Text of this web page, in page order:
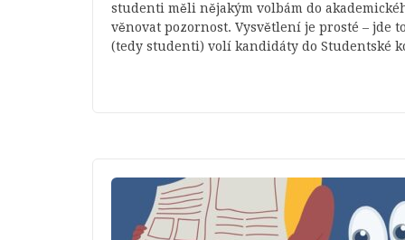
studenti měli nějakým volbám do
věnovat pozornost. Vysvětlení je prosté – jde
(tedy studenti) volí kandidáty do Studentské